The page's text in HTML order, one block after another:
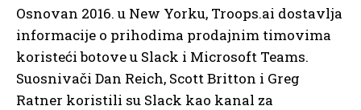
Osnovan 2016. u New Yorku, Troops.ai dostavlja
informacije o prihodima prodajnim timovima
koristeći botove u Slack i Microsoft Teams.
Suosnivači Dan Reich, Scott Britton i Greg
Ratner koristili su Slack kao kanal za